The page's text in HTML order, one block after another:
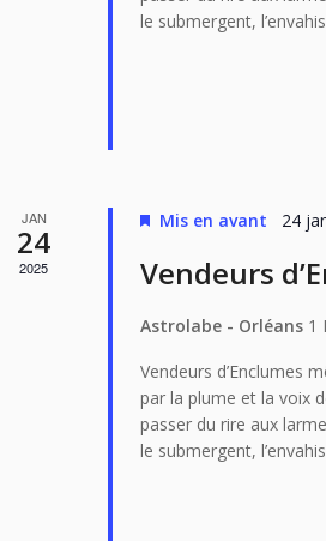
le submergent,
JAN
24
2025
Mis en avant 24
Vendeurs
Astrolabe - Orléans 1
Vendeurs d’Enclumes
par la plume et la voix
passer du rire aux
le submergent,